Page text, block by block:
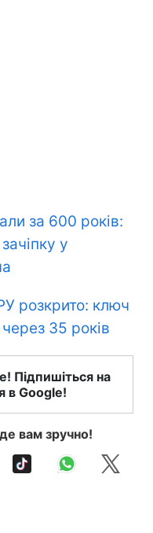
за 600 років:
у
розкрито: ключ
35 років
Підпишіться на
в Google!
вам зручно!